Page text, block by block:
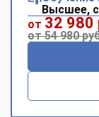
Высшее,
от 32 980
от 54 980